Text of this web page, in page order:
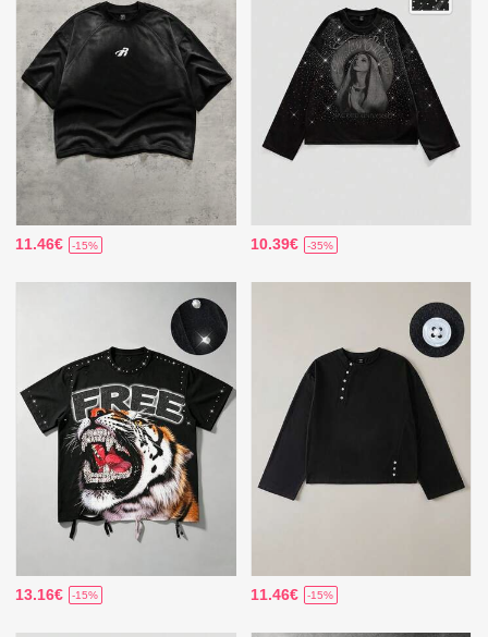
11.46€ -15% 10.39€ -35%
13.16€ -15% 11.46€ -15%